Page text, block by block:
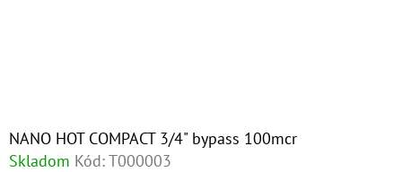
NANO HOT COMPACT 3/4" bypass 100mcr
Skladom Kód:T000003